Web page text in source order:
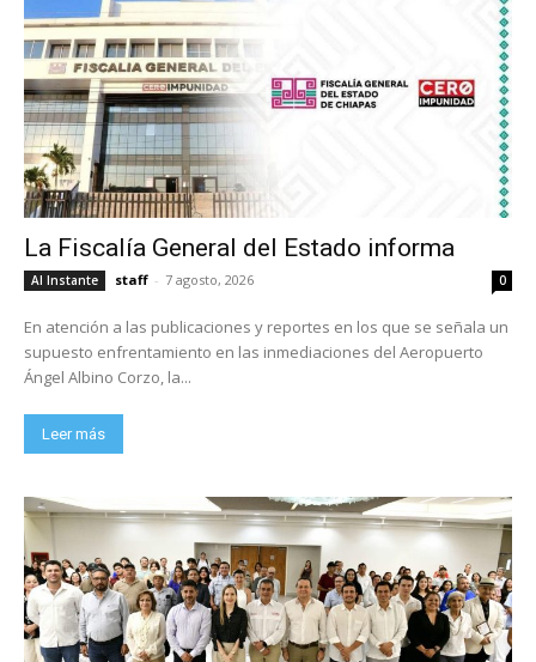
La Fiscalía General del Estado informa
Al Instante staff - 7 agosto, 2026 0
En atención a las publicaciones y reportes en los que se señala un
supuesto enfrentamiento en las inmediaciones del Aeropuerto
Ángel Albino Corzo, la...
Leer más